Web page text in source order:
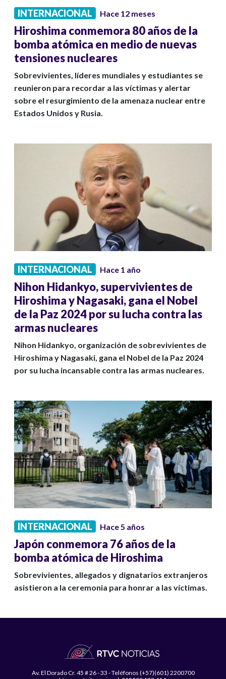
INTERNACIONAL Hace 12 meses
Hiroshima conmemora 80 años de la
bomba atómica en medio de nuevas
tensiones nucleares
Sobrevivientes, líderes mundiales y estudiantes se
reunieron para recordar a las víctimas y alertar
sobre el resurgimiento de la amenaza nuclear entre
Estados Unidos y Rusia.
INTERNACIONAL Hace 1 año
Nihon Hidankyo, supervivientes de
Hiroshima y Nagasaki, gana el Nobel
de la Paz 2024 por su lucha contra las
armas nucleares
Nihon Hidankyo, organización de sobrevivientes de
Hiroshima y Nagasaki, gana el Nobel de la Paz 2024
por su lucha incansable contra las armas nucleares.
INTERNACIONAL Hace 5 años
Japón conmemora 76 años de la
bomba atómica de Hiroshima
Sobrevivientes, allegados y dignatarios extranjeros
asistieron a la ceremonia para honrar a las víctimas.
Av. El Dorado Cr. 45 # 26 - 33 - Teléfonos (+57)(601) 2200700